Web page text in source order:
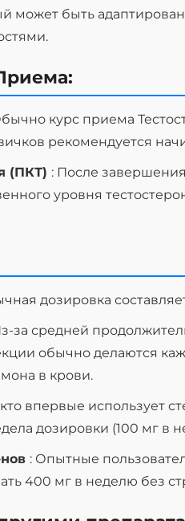
может быть адаптирован
курс приема
рекомендуется
(ПКТ) : После
уровня
дозировка
за средней
обычно делаются
в крови.
кто впервые использует
дозировки (100 мг в
: Опытные
400 мг в неделю без